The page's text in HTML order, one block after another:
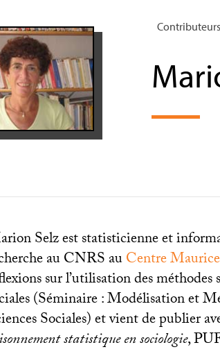
Contributeurs
Selz est statisticienne et
auCNRSauCentre
sur l’utilisation des méthodes
(Séminaire : Modélisation et
Sociales) et vient de publier
statistique en sociologie,